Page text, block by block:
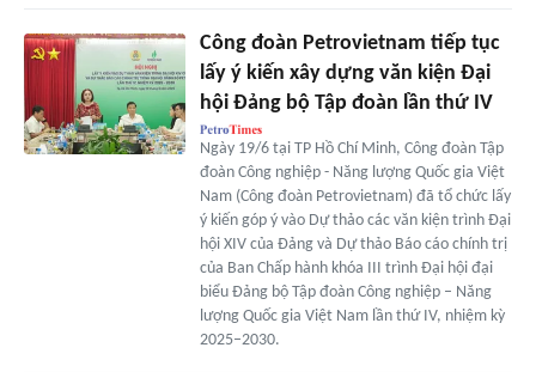
Công đoàn Petrovietnam tiếp tục
lấy ý kiến xây dựng văn kiện Đại
hội Đảng bộ Tập đoàn lần thứ IV
Ngày 19/6 tại TP Hồ Chí Minh, Công đoàn Tập
đoàn Công nghiệp - Năng lượng Quốc gia Việt
Nam (Công đoàn Petrovietnam) đã tổ chức lấy
ý kiến góp ý vào Dự thảo các văn kiện trình Đại
hội XIV của Đảng và Dự thảo Báo cáo chính trị
của Ban Chấp hành khóa III trình Đại hội đại
biểu Đảng bộ Tập đoàn Công nghiệp – Năng
lượng Quốc gia Việt Nam lần thứ IV, nhiệm kỳ
2025–2030.